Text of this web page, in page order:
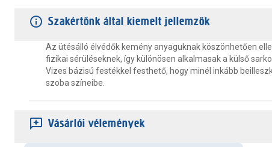
Szakértőnk által kiemelt jellemzők
Az ütésálló élvédők kemény anyaguknak köszönhetően
fizikai sérüléseknek, így különösen alkalmasak a külső
Vizes bázisú festékkel festhető, hogy minél inkább
szoba színeibe.
Vásárlói vélemények